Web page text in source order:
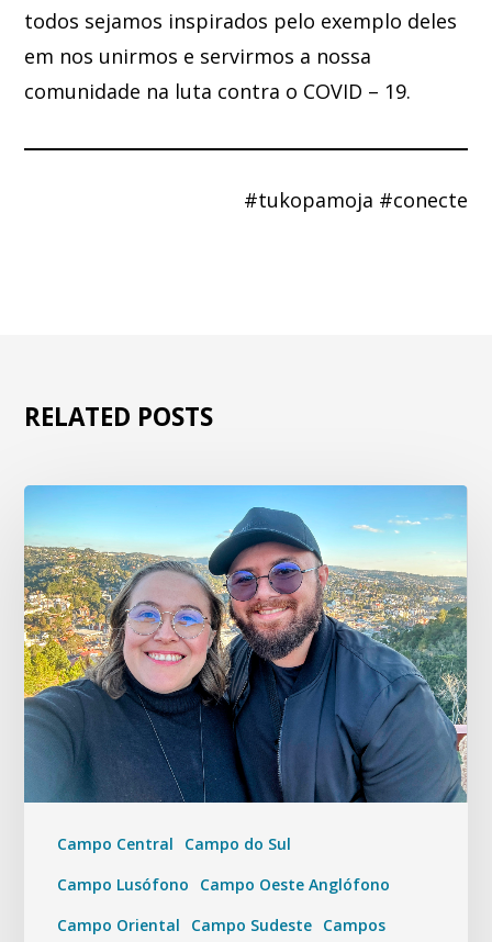
todos sejamos inspirados pelo exemplo deles
em nos unirmos e servirmos a nossa
comunidade na luta contra o COVID – 19.
#tukopamoja #conecte
RELATED POSTS
Campo Central
Campo do Sul
Campo Lusófono
Campo Oeste Anglófono
Campo Oriental
Campo Sudeste Campos